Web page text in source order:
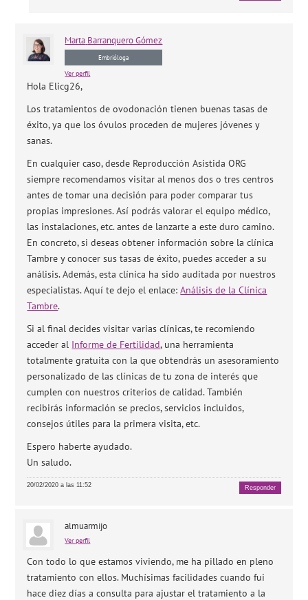
Marta Barranquero Gómez
Embrióloga
Ver perfil
Hola Elicg26,
Los tratamientos de ovodonación tienen buenas tasas de
éxito, ya que los óvulos proceden de mujeres jóvenes y
sanas.
En cualquier caso, desde Reproducción Asistida ORG
siempre recomendamos visitar al menos dos o tres centros
antes de tomar una decisión para poder comparar tus
propias impresiones. Así podrás valorar el equipo médico,
las instalaciones, etc. antes de lanzarte a este duro camino.
En concreto, si deseas obtener información sobre la clínica
Tambre y conocer sus tasas de éxito, puedes acceder a su
análisis. Además, esta clínica ha sido auditada por nuestros
especialistas. Aquí te dejo el enlace:Análisis de la Clínica
Tambre.
Si al final decides visitar varias clínicas, te recomiendo
acceder al Informe de Fertilidad, una herramienta
totalmente gratuita con la que obtendrás un asesoramiento
personalizado de las clínicas de tu zona de interés que
cumplen con nuestros criterios de calidad. También
recibirás información se precios, servicios incluidos,
consejos útiles para la primera visita, etc.
Espero haberte ayudado.
Un saludo.
20/02/2020 a las 11:52 Responder
almuarmijo
Ver perfil
Con todo lo que estamos viviendo, me ha pillado en pleno
tratamiento con ellos. Muchísimas facilidades cuando fui
hace diez días a consulta para ajustar el tratamiento a la